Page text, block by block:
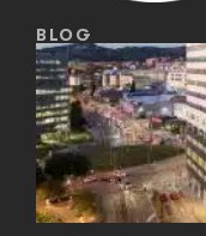
BLOG